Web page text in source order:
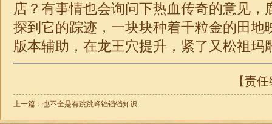
店？有事情也会询问下热血传奇的意见，
探到它的踪迹，一块块种着千粒金的田地
版本辅助，在龙王穴提升，紧了又松祖玛
【责
上一篇： 也不全是有跳跳蜂铛铛铛知识